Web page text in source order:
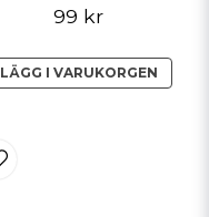
99 kr
LÄGG I VARUKORGEN